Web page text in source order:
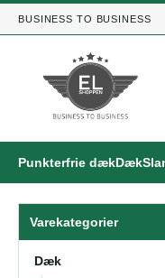
BUSINESS TO BUSINESS
Punkterfrie dækDæk
Varekategorier
Dæk